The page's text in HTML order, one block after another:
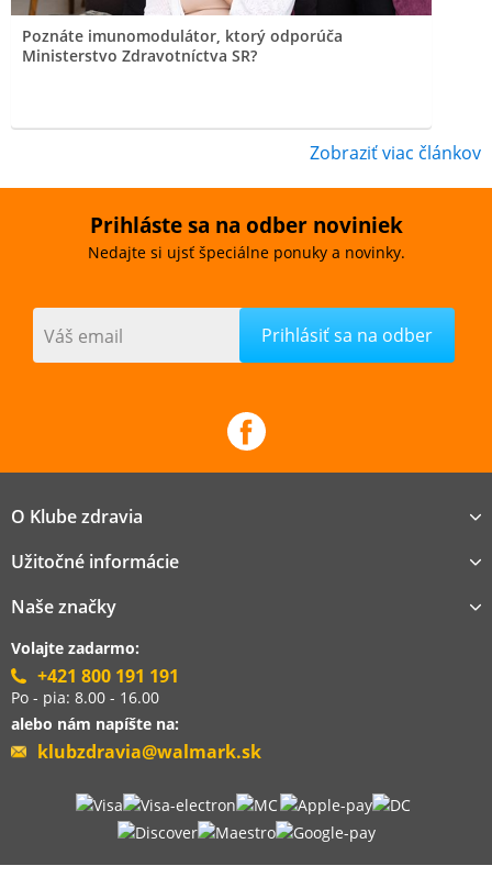
Poznáte imunomodulátor, ktorý odporúča
Ministerstvo Zdravotníctva SR?
Zobraziť viac článkov
Prihláste sa na odber noviniek
Nedajte si ujsť špeciálne ponuky a novinky.
Váš email
O Klube zdravia
Užitočné informácie
Naše značky
Volajte zadarmo:
+421 800 191 191
Po - pia: 8.00 - 16.00
alebo nám napíšte na:
klubzdravia@walmark.sk